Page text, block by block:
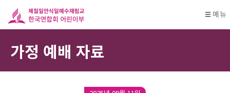
메뉴
가정 예배 자료